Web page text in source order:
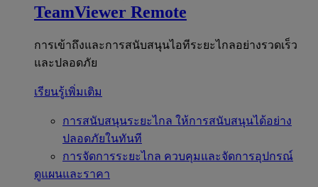
TeamViewer Remote
การเข้าถึงและการสนับสนุนไอทีระยะไกลอย่างรวดเร็ว
และปลอดภัย
เรียนรู้เพิ่มเติม
การสนับสนุนระยะไกล ให้การสนับสนุนได้อย่าง
ปลอดภัยในทันที
การจัดการระยะไกล ควบคุมและจัดการอุปกรณ์
ดูแผนและราคา